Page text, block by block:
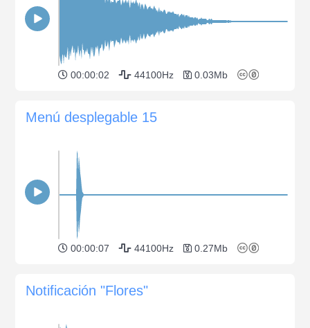
00:00:02 44100Hz 0.03Mb
Menú desplegable 15
00:00:07 44100Hz 0.27Mb
Notificación "Flores"